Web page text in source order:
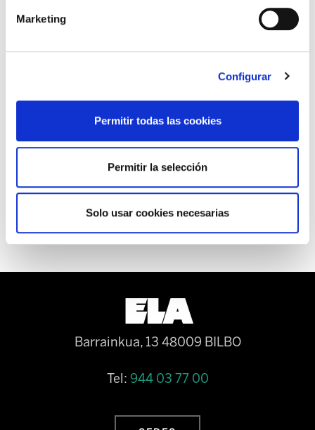
Marketing
Configurar
Permitir todas las cookies
Permitir la selección
Solo usar cookies necesarias
FORMACION
CONVOCATORIAS Y TEMARIOS
CONVOCATORIAS PROVISIÓN
PUESTOS
Barrainkua, 13 48009 BILBO
Tel: 944 03 77 00